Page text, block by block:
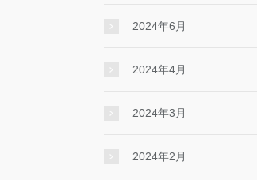
2024年6月
2024年4月
2024年3月
2024年2月